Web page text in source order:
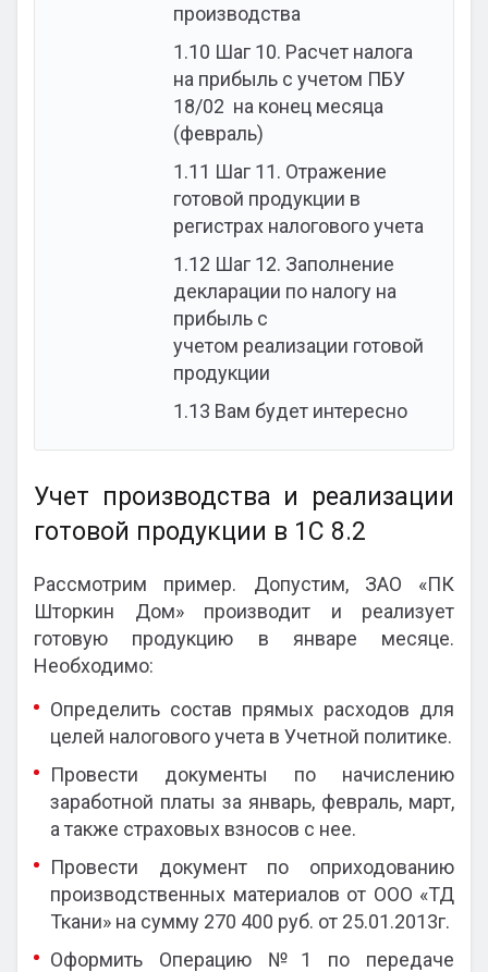
производства
1.10 Шаг 10. Расчет налога
на прибыль с учетом ПБУ
18/02 на конец месяца
(февраль)
1.11 Шаг 11. Отражение
готовой продукции в
регистрах налогового учета
1.12 Шаг 12. Заполнение
декларации по налогу на
прибыль с
учетом реализации готовой
продукции
1.13 Вам будет интересно
Учет производства и реализации
готовой продукции в 1С 8.2
Рассмотрим пример. Допустим, ЗАО «ПК
Шторкин Дом» производит и реализует
готовую продукцию в январе месяце.
Необходимо:
Определить состав прямых расходов для
целей налогового учета в Учетной политике.
Провести документы по начислению
заработной платы за январь, февраль, март,
а также страховых взносов с нее.
Провести документ по оприходованию
производственных материалов от ООО «ТД
Ткани» на сумму 270 400 руб. от 25.01.2013г.
Оформить Операцию №1 по передаче